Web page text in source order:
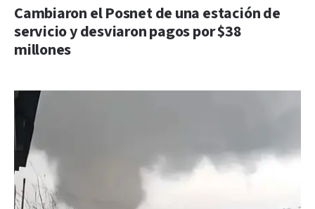
Cambiaron el Posnet de una estación de
servicio y desviaron pagos por $38
millones